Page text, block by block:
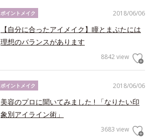
2018/06/06
ポイントメイク
【自分に合ったアイメイク】瞳とまぶたには
理想のバランスがあります
8842 view
2018/06/06
ポイントメイク
美容のプロに聞いてみました ! 「なりたい印
象別アイライン術」
3683 view